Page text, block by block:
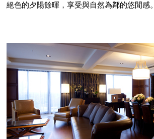
絕色的夕陽餘暉，享受與自然為鄰的悠閒感。